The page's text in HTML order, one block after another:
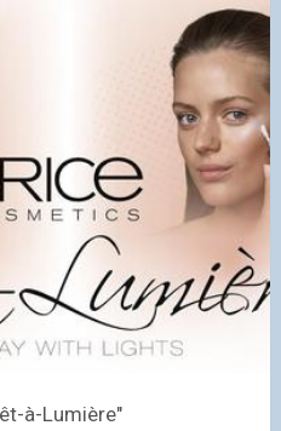
à-Lumière"